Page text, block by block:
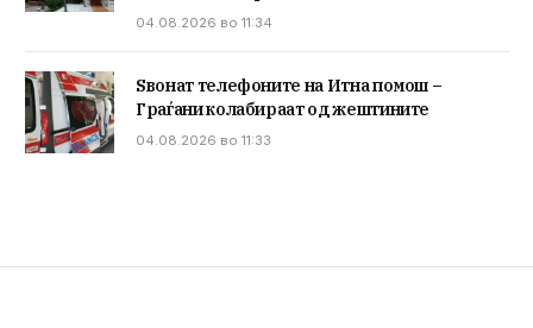
04.08.2026 во 11:34
Ѕвонат телефоните на Итна помош –
Граѓани колабираат од жештините
04.08.2026 во 11:33